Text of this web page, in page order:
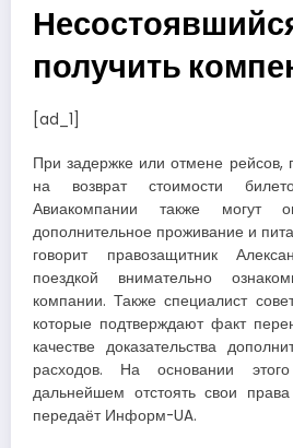
получить
[ad_1]
При задержке или отмене рейсов,
на возврат стоимости
Авиакомпании также могут
дополнительное проживание и
говорит правозащитник
поездкой внимательно
компании. Также специалист
которые подтверждают факт
качестве доказательства
расходов. На основании
дальнейшем отстоять свои
передаёт Информ-UA.